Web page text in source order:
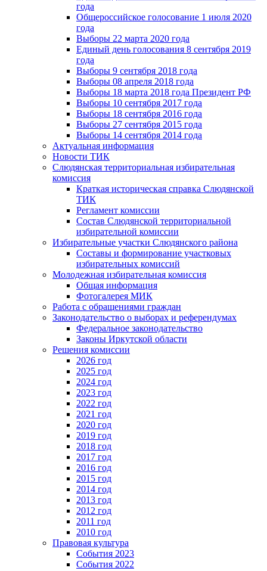
года
Общероссийское голосование 1 июля 2020
года
Выборы 22 марта 2020 года
Единый день голосования 8 сентября 2019
года
Выборы 9 сентября 2018 года
Выборы 08 апреля 2018 года
Выборы 18 марта 2018 года Президент РФ
Выборы 10 сентября 2017 года
Выборы 18 сентября 2016 года
Выборы 27 сентября 2015 года
Выборы 14 сентября 2014 года
Актуальная информация
Новости ТИК
Слюдянская территориальная избирательная
комиссия
Краткая историческая справка Слюдянской
ТИК
Регламент комиссии
Состав Слюдянской территориальной
избирательной комиссии
Избирательные участки Слюдянского района
Составы и формирование участковых
избирательных комиссий
Молодежная избирательная комиссия
Общая информация
Фотогалерея МИК
Работа с обращениями граждан
Законодательство о выборах и референдумах
Федеральное законодательство
Законы Иркутской области
Решения комиссии
2026 год
2025 год
2024 год
2023 год
2022 год
2021 год
2020 год
2019 год
2018 год
2017 год
2016 год
2015 год
2014 год
2013 год
2012 год
2011 год
2010 год
Правовая культура
События 2023
События 2022